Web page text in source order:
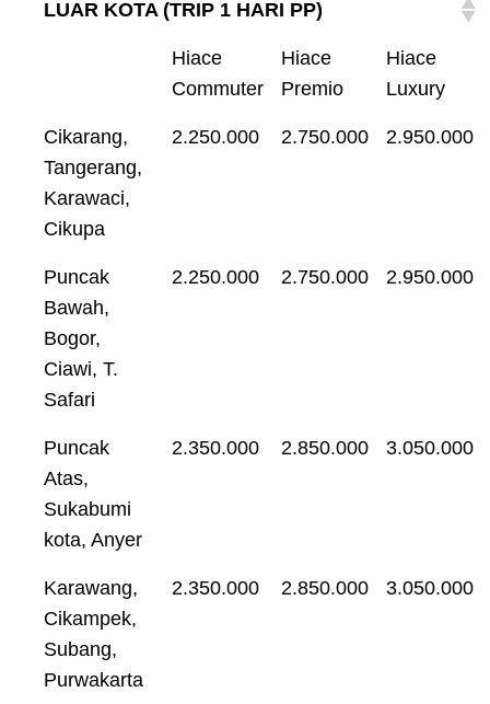
LUAR KOTA (TRIP 1 HARI PP)
Hiace
Commuter
Hiace
Premio
Hiace
Luxury
Cikarang,
Tangerang,
Karawaci,
Cikupa
2.250.000 2.750.000 2.950.000
Puncak
Bawah,
Bogor,
Ciawi, T.
Safari
2.250.000 2.750.000 2.950.000
Puncak
Atas,
Sukabumi
kota, Anyer
2.350.000 2.850.000 3.050.000
Karawang,
Cikampek,
Subang,
Purwakarta
2.350.000 2.850.000 3.050.000